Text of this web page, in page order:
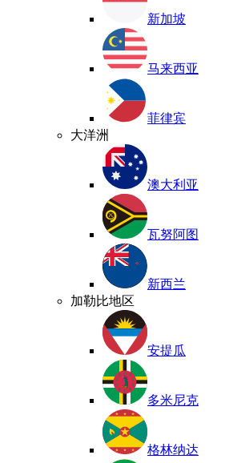
新加坡
马来西亚
菲律宾
大洋洲
澳大利亚
瓦努阿图
新西兰
加勒比地区
安提瓜
多米尼克
格林纳达